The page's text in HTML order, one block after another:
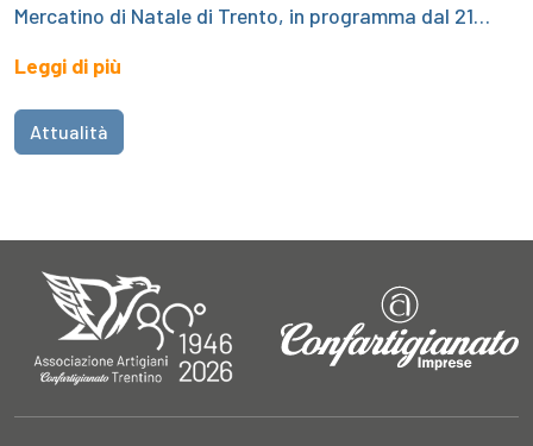
Mercatino di Natale di Trento, in programma dal 21…
Leggi di più
Attualità